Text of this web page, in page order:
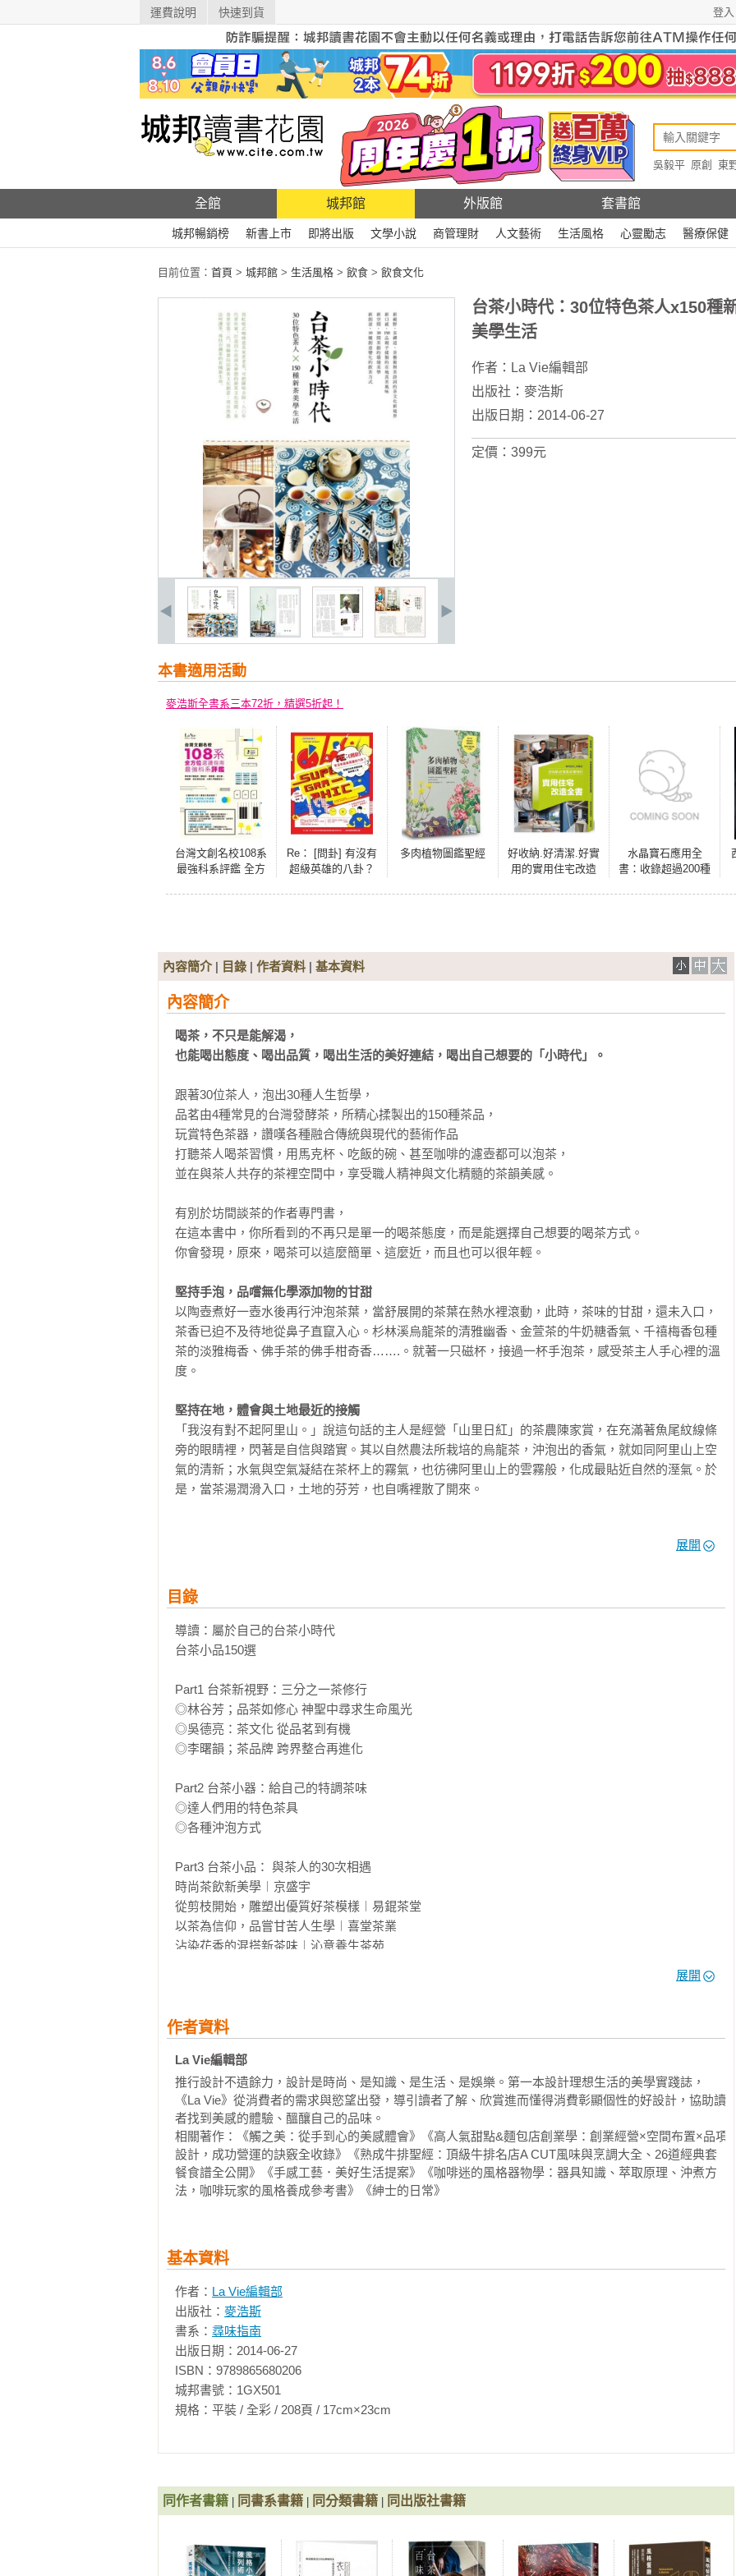
運費說明 快速到貨 登入
吳毅平 原創
東
全館 城邦館 外版館 套書館
城邦暢銷榜 新書上市 即將出版 文學小說 商管理財 人文藝術 生活風格 心靈勵志 醫療保健
目前位置： 首頁 > 城邦館 > 生活風格 > 飲食 > 飲食文化
台茶小時代：30位特色茶人x150種
美學生活
作者： La Vie編輯部
出版社： 麥浩斯
出版日期：2014-06-27
定價：399元
本書適用活動
麥浩斯全書系三本72折，精選5折起！
台灣文創名校108系
最強科系評鑑 全方
Re： [問卦] 有沒有
超級英雄的八卦？
多肉植物圖鑑聖經
好收納.好清潔.好實
用的實用住宅改造
水晶寶石應用全
書：收錄超過200種
內容簡介| 目錄 | 作者資料 | 基本資料
內容簡介
喝茶，不只是能解渴，
也能喝出態度、喝出品質，喝出生活的美好連結，喝出自己想要的「小時代」。
跟著30位茶人，泡出30種人生哲學，
品茗由4種常見的台灣發酵茶，所精心揉製出的150種茶品，
玩賞特色茶器，讚嘆各種融合傳統與現代的藝術作品
打聽茶人喝茶習慣，用馬克杯、吃飯的碗、甚至咖啡的濾壺都可以泡茶，
並在與茶人共存的茶裡空間中，享受職人精神與文化精髓的茶韻美感。
有別於坊間談茶的作者專門書，
在這本書中，你所看到的不再只是單一的喝茶態度，而是能選擇自己想要的喝茶方式。
你會發現，原來，喝茶可以這麼簡單、這麼近，而且也可以很年輕。
堅持手泡，品嚐無化學添加物的甘甜
以陶壺煮好一壺水後再行沖泡茶葉，當舒展開的茶葉在熱水裡滾動，此時，茶味的甘甜，還未入口，
茶香已迫不及待地從鼻子直竄入心。杉林溪烏龍茶的清雅幽香、金萱茶的牛奶糖香氣、千禧梅香包種
茶的淡雅梅香、佛手茶的佛手柑奇香…….。就著一只磁杯，接過一杯手泡茶，感受茶主人手心裡的溫
度。
堅持在地，體會與土地最近的接觸
「我沒有對不起阿里山。」說這句話的主人是經營「山里日紅」的茶農陳家賞，在充滿著魚尾紋線條
旁的眼睛裡，閃著是自信與踏實。其以自然農法所栽培的烏龍茶，沖泡出的香氣，就如同阿里山上空
氣的清新；水氣與空氣凝結在茶杯上的霧氣，也彷彿阿里山上的雲霧般，化成最貼近自然的溼氣。於
是，當茶湯潤滑入口，土地的芬芳，也自嘴裡散了開來。
韓國3C科技產業的高階主管，把行銷3C商品的精神，用在台灣茶上，不但深入產地，找對的茶農，更
良選修班」的資格認定，然後才來開茶館。二、三十歲的青年軍，耗時3至4週，只為烘焙一款花茶。
一間茶館一次最多只收3位客人，因為茶主人堅持，要在喝茶時親自與飲者對談，只因她認為，這樣才
能真正藉由茶，讓人與人之間更靠近。
他們也可以隨便種種，把外包裝用精美一點就好；他們也可以如同其他產業的投資股東，把錢放著，
相信，只有堅守品質，才能做出台灣茶的真正價值。
展開
目錄
導讀：屬於自己的台茶小時代
台茶小品150選
Part1 台茶新視野：三分之一茶修行
◎林谷芳；品茶如修心 神聖中尋求生命風光
◎吳德亮：茶文化 從品茗到有機
◎李曙韻；茶品牌 跨界整合再進化
Part2 台茶小器：給自己的特調茶味
◎達人們用的特色茶具
◎各種沖泡方式
Part3 台茶小品： 與茶人的30次相遇
時尚茶飲新美學︱京盛宇
從剪枝開始，雕塑出優質好茶模樣︱易錕茶堂
以茶為信仰，品嘗甘苦人生學︱喜堂茶業
沾染花香的混搭新茶味︱沁意養生茶苑
自然農法的現代高山茶︱山山來茶
穿上文化創意的茶衣︱掌生穀粒
用有機創造茶的新生機︱怡香有機茶園
古法製茶的野味歲月︱定石野茶
對得起阿里山的台灣茶︱山里日紅
節氣製茶的最高臻味︱臻味茶苑
以歷史發酵的老茶故事︱臺灣伍中行
炭焙茶味的歷史記憶︱有記名茶
茶香與藝術的薰陶空間︱無為草堂
高密度烘茶的純正滋味︱茗心坊
茶器新文化的村落新生命︱陶花源
藏茶靜臥的好茶滋味︱蟬蜒禪言
茶藝與陶藝的結合︱圓滿自在
融入詩意美學的好感茶境︱御菁茶苑
越慢越好喝的茶︱慢◎茶空間
茶道美學淡然再生︱淡然有味
展開
作者資料
La Vie編輯部
推行設計不遺餘力，設計是時尚、是知識、是生活、是娛樂。第一本設計理想生活的美學實踐誌，
《La Vie》從消費者的需求與慾望出發，導引讀者了解、欣賞進而懂得消費彰顯個性的好設計，協助讀
者找到美感的體驗、醞釀自己的品味。
相關著作：《觸之美：從手到心的美感體會》《高人氣甜點&麵包店創業學：創業經營×空間布置×品項
設計，成功營運的訣竅全收錄》《熟成牛排聖經：頂級牛排名店A CUT風味與烹調大全、26道經典套
餐食譜全公開》《手感工藝．美好生活提案》《咖啡迷的風格器物學：器具知識、萃取原理、沖煮方
法，咖啡玩家的風格養成參考書》《紳士的日常》
基本資料
作者： La Vie編輯部
出版社： 麥浩斯
書系： 尋味指南
出版日期：2014-06-27
ISBN：9789865680206
城邦書號：1GX501
規格：平裝 / 全彩 / 208頁 / 17cm×23cm
同作者書籍 同書系書籍 同分類書籍 同出版社書籍